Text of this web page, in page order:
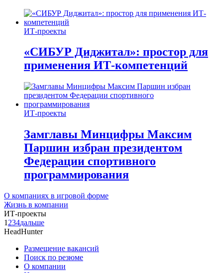
ИТ-проекты
«СИБУР Диджитал»: простор для
применения ИТ-компетенций
ИТ-проекты
Замглавы Минцифры Максим
Паршин избран президентом
Федерации спортивного
программирования
О компаниях в игровой форме
Жизнь в компании
ИТ-проекты
1 234дальше
HeadHunter
Размещение вакансий
Поиск по резюме
О компании